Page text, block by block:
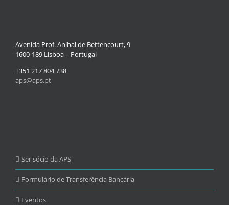
Avenida Prof. Aníbal de Bettencourt, 9
1600-189 Lisboa – Portugal
+351 217 804 738
aps@aps.pt
Ser sócio da APS
Formulário de Transferência Bancária
Eventos